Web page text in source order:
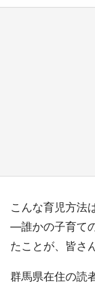
メ
こんな育児方法
―誰かの子育て
たことが、皆さ
群馬県在住の読